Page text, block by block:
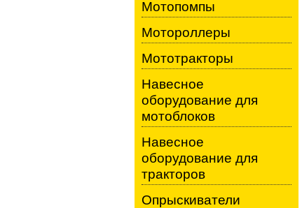
Мотопомпы
Мотороллеры
Мототракторы
Навесное
оборудование для
мотоблоков
Навесное
оборудование для
тракторов
Опрыскиватели